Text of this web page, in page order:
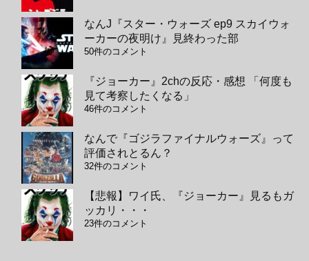
なんJ『スター・ウォーズ ep9 スカイウォ
ーカーの夜明け』見終わった部
50件のコメント
『ジョーカー』2chの反応・感想 「何度も
見て考察したくなる」
46件のコメント
なんで『ゴジラファイナルウォーズ』って
評価されとるん？
32件のコメント
【悲報】ワイ氏、『ジョーカー』見るもガ
ッカリ・・・
23件のコメント